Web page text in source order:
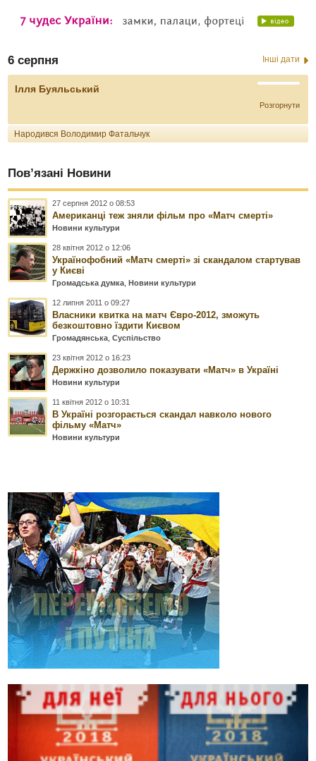
6 серпня Інші дати
Ілля Буяльський
Розгорнути
Народився Володимир Фатальчук
Пов’язані Новини
27 серпня 2012 о 08:53
Американці теж зняли фільм про «Матч смерті»
Новини культури
28 квітня 2012 о 12:06
Українофобний «Матч смерті» зі скандалом стартував
у Києві
Громадська думка ,Новини культури
12 липня 2011 о 09:27
Власники квитка на матч Євро-2012, зможуть
безкоштовно їздити Києвом
Громадянська ,Суспільство
23 квітня 2012 о 16:23
Держкіно дозволило показувати «Матч» в Україні
Новини культури
11 квітня 2012 о 10:31
В Україні розгорається скандал навколо нового
фільму «Матч»
Новини культури